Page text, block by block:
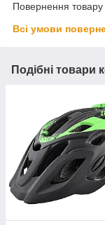
Повернення товару
Всі умови
Подібні товари